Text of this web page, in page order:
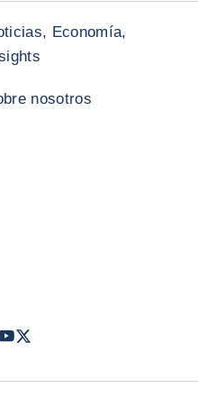
Economía,
nosotros
Twitter